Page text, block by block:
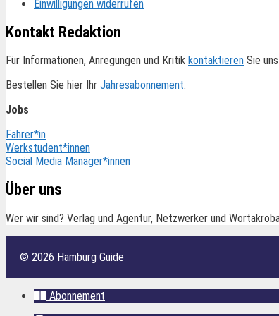
Einwilligungen widerrufen
Kontakt Redaktion
Für Informationen, Anregungen und Kritik kontaktieren Sie
Bestellen Sie hier Ihr Jahresabonnement.
Jobs
Fahrer*in
Werkstudent*innen
Social Media Manager*innen
Über uns
Wer wir sind? Verlag und Agentur, Netzwerker und
© 2026 Hamburg Guide
Abonnement